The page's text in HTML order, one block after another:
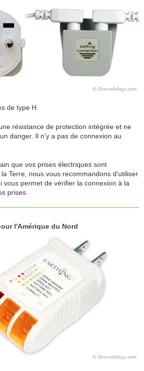
de type H.
résistance de protection intégrée et ne
danger. Il n'y a pas de connexion au
que vos prises électriques sont
Terre, nous vous recommandons d'utiliser
vous permet de vérifier la connexion à la
prises.
l'Amérique du Nord